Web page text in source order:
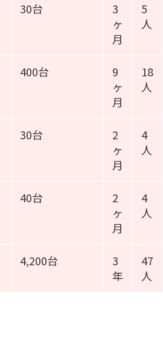
30台
3
ヶ
月
5
人
400台
9
ヶ
月
18
人
30台
2
ヶ
月
4
人
40台
2
ヶ
月
4
人
4,200台
3
年
47
人